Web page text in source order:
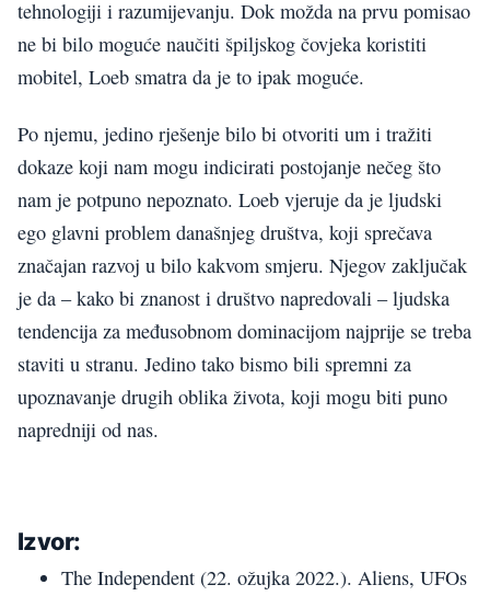
tehnologiji i razumijevanju. Dok možda na prvu pomisao
ne bi bilo moguće naučiti špiljskog čovjeka koristiti
mobitel, Loeb smatra da je to ipak moguće.
Po njemu, jedino rješenje bilo bi otvoriti um i tražiti
dokaze koji nam mogu indicirati postojanje nečeg što
nam je potpuno nepoznato. Loeb vjeruje da je ljudski
ego glavni problem današnjeg društva, koji sprečava
značajan razvoj u bilo kakvom smjeru. Njegov zaključak
je da – kako bi znanost i društvo napredovali – ljudska
tendencija za međusobnom dominacijom najprije se treba
staviti u stranu. Jedino tako bismo bili spremni za
upoznavanje drugih oblika života, koji mogu biti puno
napredniji od nas.
Izvor:
The Independent (22. ožujka 2022.). Aliens, UFOs